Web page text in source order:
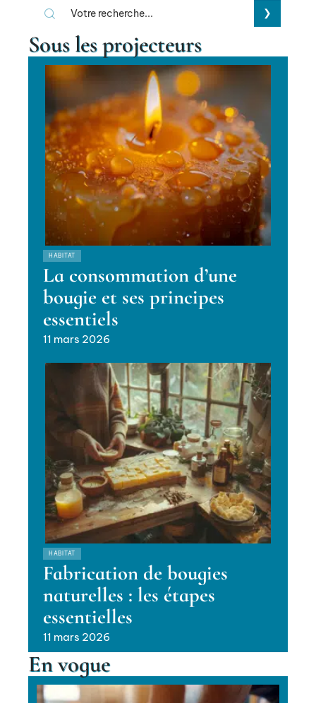
Sous les projecteurs
HABITAT
La consommation d’une
bougie et ses principes
essentiels
11 mars 2026
HABITAT
Fabrication de bougies
naturelles : les étapes
essentielles
11 mars 2026
En vogue